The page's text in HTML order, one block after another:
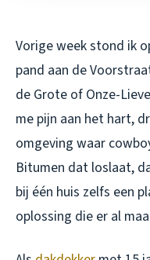
Vorige week stond ik
pand aan de
de Grote of Onze-
me pijn aan het hart,
omgeving waar
Bitumen dat loslaat,
bij één huis zelfs een
oplossing die er al